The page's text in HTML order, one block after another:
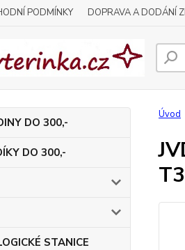
PODMÍNKY DOPRAVA A DODÁNÍ
DO 300,-
DO 300,-
STANICE
Úvod